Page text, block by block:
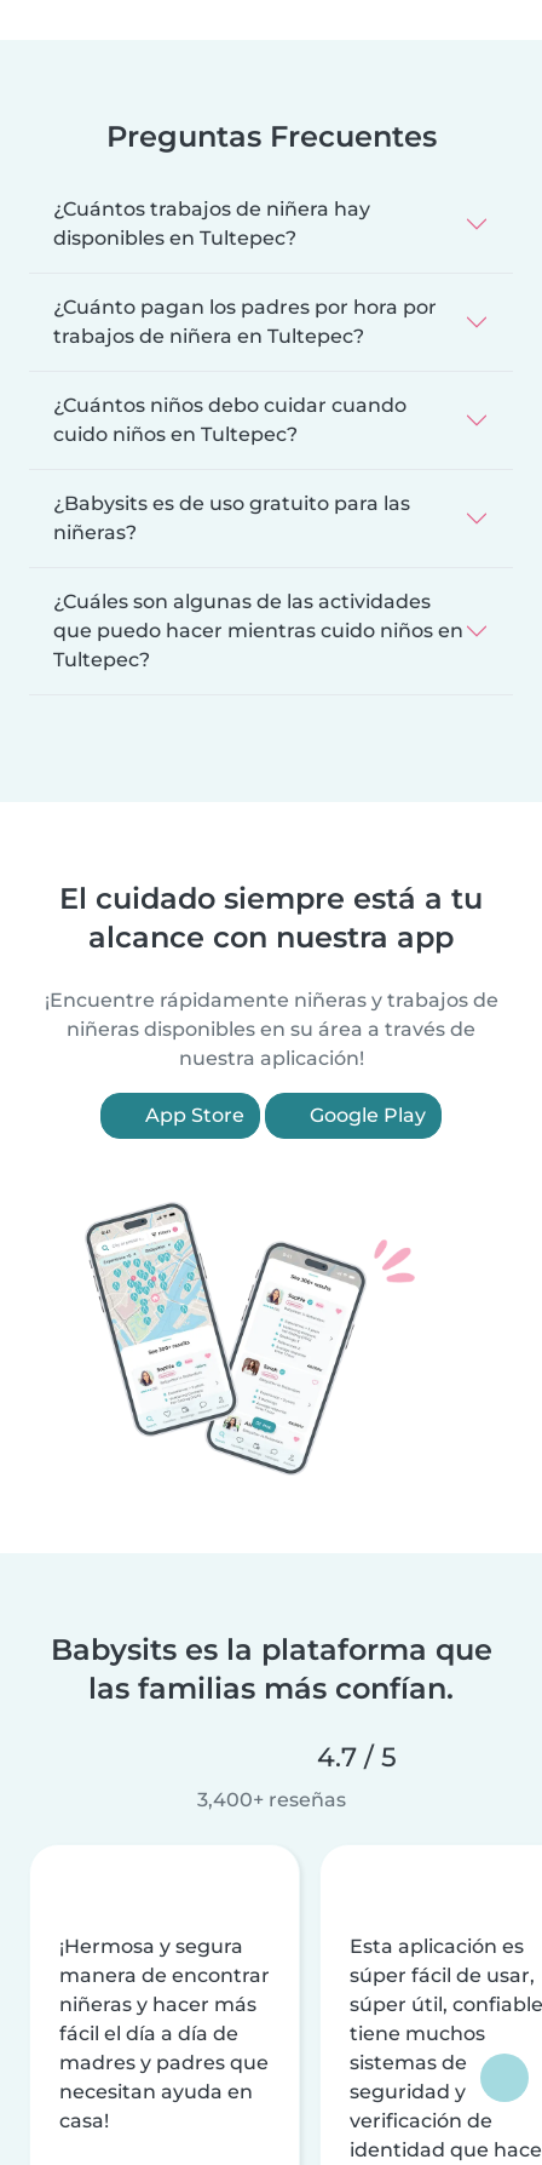
Preguntas Frecuentes
¿Cuántos trabajos de niñera hay
disponibles en Tultepec?
¿Cuánto pagan los padres por hora por
trabajos de niñera en Tultepec?
¿Cuántos niños debo cuidar cuando
cuido niños en Tultepec?
¿Babysits es de uso gratuito para las
niñeras?
¿Cuáles son algunas de las actividades
que puedo hacer mientras cuido niños en
Tultepec?
El cuidado siempre está a tu
alcance con nuestra app
¡Encuentre rápidamente niñeras y trabajos de
niñeras disponibles en su área a través de
nuestra aplicación!
App Store Google Play
Babysits es la plataforma que
las familias más confían.
4.7 / 5
3,400+ reseñas
¡Hermosa y segura
manera de encontrar
niñeras y hacer más
fácil el día a día de
madres y padres que
necesitan ayuda en
casa!
Esta aplicación es
súper fácil de usar,
súper útil,
tiene muchos
sistemas de
seguridad y
verificación de
identidad que